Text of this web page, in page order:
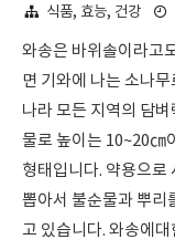
식품, 효능, 건강
와송은 바위솔이라고
면 기와에 나는 소나
나라 모든 지역의 담
물로 높이는 10~20㎝
형태입니다. 약용으로
뽑아서 불순물과 뿌리
고 있습니다. 와송에